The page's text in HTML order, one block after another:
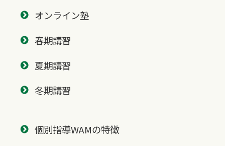
オンライン塾
春期講習
夏期講習
冬期講習
個別指導WAMの特徴